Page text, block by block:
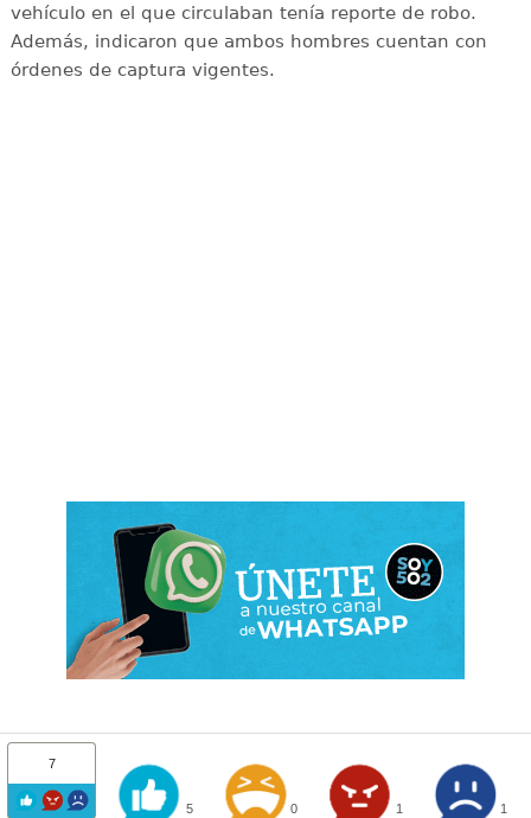
vehículo en el que circulaban tenía reporte de robo.
Además, indicaron que ambos hombres cuentan con
órdenes de captura vigentes.
7
5 0 1 1